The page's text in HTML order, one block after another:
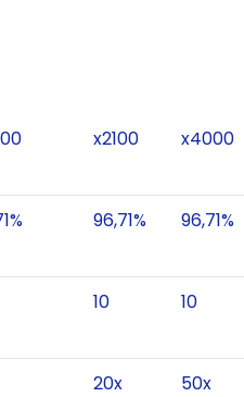
x2100 x4000
96,71% 96,71%
10 10
20x 50x